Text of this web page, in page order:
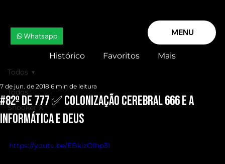
MENU
Whatsapp
Histórico Favoritos Mais
Todos
Snooker X
Todos
#82º de 777 ✅ COLONIZAÇÃO CEREBRAL 666 e A
INFORMÁTICA e DEUS
7 de jun. de 2018 6 min de leitura
https://youtu.be/EBkizOlhp3I